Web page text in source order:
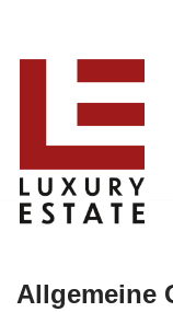
Zum
Allgemeine